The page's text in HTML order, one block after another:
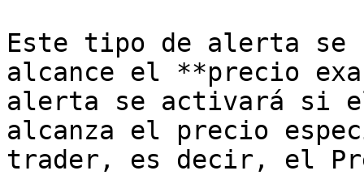
Este tipo de alerta se
alcance el **precio
alerta se activará si
alcanza el precio
trader, es decir, el